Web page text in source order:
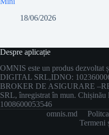
18/06/2026
Despre aplicație
OMNIS este un produs dezvoltat
DIGITAL SRL,IDNO:
BROKER DE ASIGURARE –
SRL, înregistrat în mun. Chișinău
1008600053546
omnis.md
Termeni